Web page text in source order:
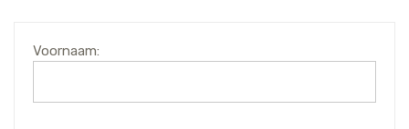
Voornaam: